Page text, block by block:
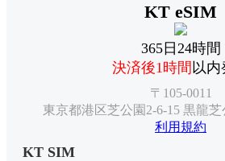
KT eSIM
365日24時間
決済後1時間 以内
〒105-0011
東京都港区芝公園2-6-15 黒龍
利用規約
KT SIM